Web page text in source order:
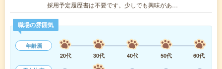
採用予定履歴書は不要です。少しでも興味があ…
職場の雰囲気
年齢層
20代
30代 40代 50代
60代